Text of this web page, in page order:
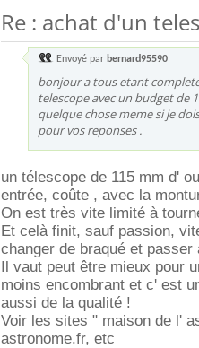
Re : achat d'un
Envoyé par bernard95590
bonjour a tous etant
telescope avec un budget de
quelque chose meme si je
pour vos reponses .
un télescope de 115 mm d'
entrée, coûte , avec la
On est très vite limité à
Et celà finit, sauf passion,
changer de braqué et
Il vaut peut être mieux pour
moins encombrant et c' est
aussi de la qualité !
Voir les sites " maison de l'
astronome.fr, etc